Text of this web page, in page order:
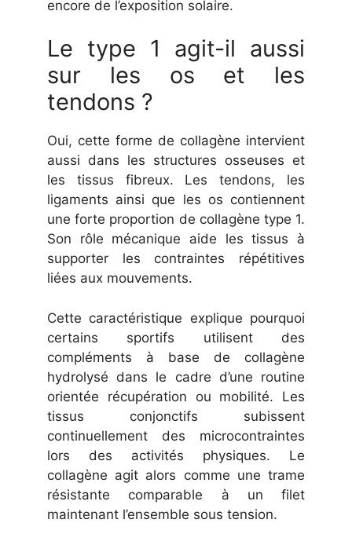
encore de l’exposition solaire.
Le type 1 agit-il aussi
sur les os et les
tendons ?
Oui, cette forme de collagène intervient
aussi dans les structures osseuses et
les tissus fibreux. Les tendons, les
ligaments ainsi que les os contiennent
une forte proportion de collagène type 1.
Son rôle mécanique aide les tissus à
supporter les contraintes répétitives
liées aux mouvements.
Cette caractéristique explique pourquoi
certains sportifs utilisent des
compléments à base de collagène
hydrolysé dans le cadre d’une routine
orientée récupération ou mobilité. Les
tissus conjonctifs subissent
continuellement des microcontraintes
lors des activités physiques. Le
collagène agit alors comme une trame
résistante comparable à un filet
maintenant l’ensemble sous tension.